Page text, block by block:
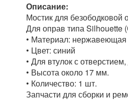
Описание:
Мостик для безободковой
Для оправ типа Silhouette
• Материал: нержавеющая
• Цвет: синий
• Для втулок с
• Высота около 17 мм.
• Количество: 1 шт.
Запчасти для сборки и